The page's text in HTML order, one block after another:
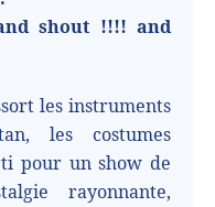
shout !!!! and
les instruments
les costumes
pour un show de
rayonnante,